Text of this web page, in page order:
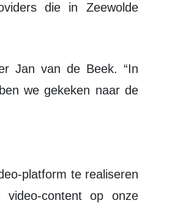
die in Zeewolde
we gekeken naar de
content op onze